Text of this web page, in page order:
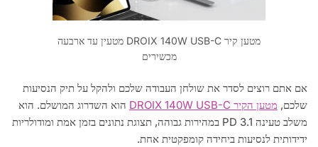
מטען קיר DROIX 140W USB-C מטעין עד ארבעה
מכשירים
אם אתם רוצים לסדר את שולחן העבודה שלכם ולהקל על תיק הנסיעות
שלכם, מטען הקיר DROIX 140W USB-C
הוא השדרוג המושלם. הוא
משלב טעינה PD 3.1 במהירות גבוהה, תצוגת נתונים בזמן אמת ומודולריות
ידידותית לנסיעות ביחידה קומפקטית אחת.